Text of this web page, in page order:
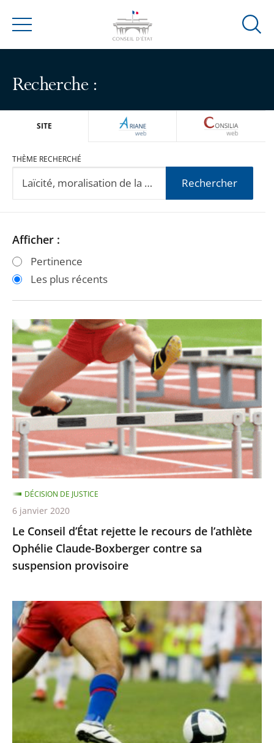
Menu
Ouvrir
Recherche :
SITE ARIANEWEB
THÈME RECHERCHÉ
Rechercher
Passer
les
filtres
après
Passer
les
filtres
avant
Afficher :
Pertinence
Les plus récents
Le
Conseil
d’État
rejette
le
recours
de
l’athlète
Ophélie
Claude-
Boxberger
contre
sa
suspension
provisoire
Le Conseil d’État rejette le recours de l’athlète
Ophélie Claude-Boxberger contre sa
suspension provisoire
DÉCISION DE JUSTICE
6 janvier 2020
BFM
TV
n’était
pas
autorisée
retransmettre
la